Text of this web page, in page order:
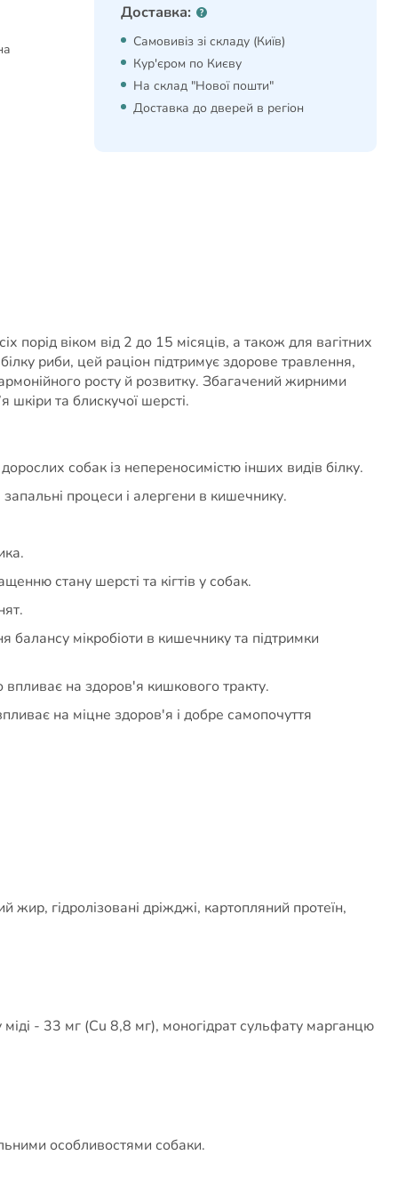
Доставка:
Самовивіз зі складу (Київ)
Кур'єром по Києву
На склад "Нової пошти"
Доставка до дверей в регіон
порід віком від 2 до 15 місяців, а також для вагітних
риби, цей раціон підтримує здорове травлення,
росту й розвитку. Збагачений жирними
та блискучої шерсті.
собак із непереносимістю інших видів білку.
процеси і алергени в кишечнику.
стану шерсті та кігтів у собак.
мікробіоти в кишечнику та підтримки
впливає на здоров'я кишкового тракту.
на міцне здоров'я і добре самопочуття
жир, гідролізовані дріжджі, картопляний протеїн,
- 33 мг (Cu 8,8 мг), моногідрат сульфату марганцю
особливостями собаки.